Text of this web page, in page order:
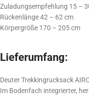
Zuladungsempfehlung 15 –
Rückenlänge 42 – 62 cm
Körpergröße 170 – 205 cm
Lieferumfang:
Deuter Trekkingrucksack
Im Bodenfach integrierter,